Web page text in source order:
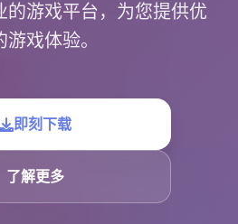
的游戏平台，为您提供优
游戏体验。
即刻下载
了解更多